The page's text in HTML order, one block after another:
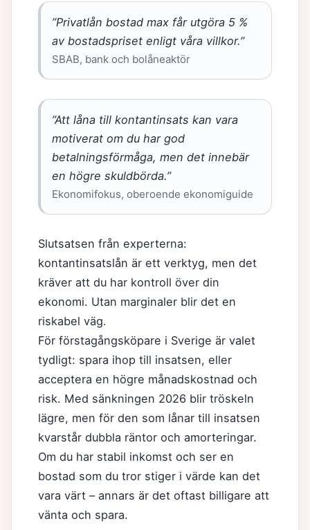
”Privatlån bostad max får utgöra 5 %
av bostadspriset enligt våra villkor.”
SBAB, bank och bolåneaktör
”Att låna till kontantinsats kan vara
motiverat om du har god
betalningsförmåga, men det innebär
en högre skuldbörda.”
Ekonomifokus, oberoende ekonomiguide
Slutsatsen från experterna:
kontantinsatslån är ett verktyg, men det
kräver att du har kontroll över din
ekonomi. Utan marginaler blir det en
riskabel väg.
För förstagångsköpare i Sverige är valet
tydligt: spara ihop till insatsen, eller
acceptera en högre månadskostnad och
risk. Med sänkningen 2026 blir tröskeln
lägre, men för den som lånar till insatsen
kvarstår dubbla räntor och amorteringar.
Om du har stabil inkomst och ser en
bostad som du tror stiger i värde kan det
vara värt – annars är det oftast billigare att
vänta och spara.